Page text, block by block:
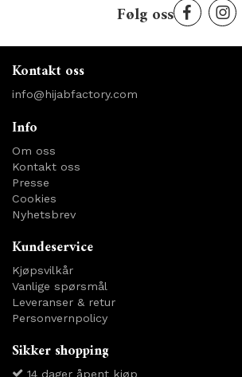
Følg oss
Kontakt oss
info@hijabfactory.com
Info
Om oss
Kontakt oss
Presse
Cookies
Nyhetsbrev
Kundeservice
Kjøpsvilkår
Vanlige spørsmål
Leveranser & retur
Personvernpolicy
Sikker shopping
14 dager åpent kjøp